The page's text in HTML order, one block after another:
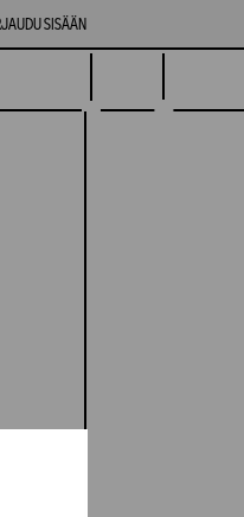
SISÄÄN